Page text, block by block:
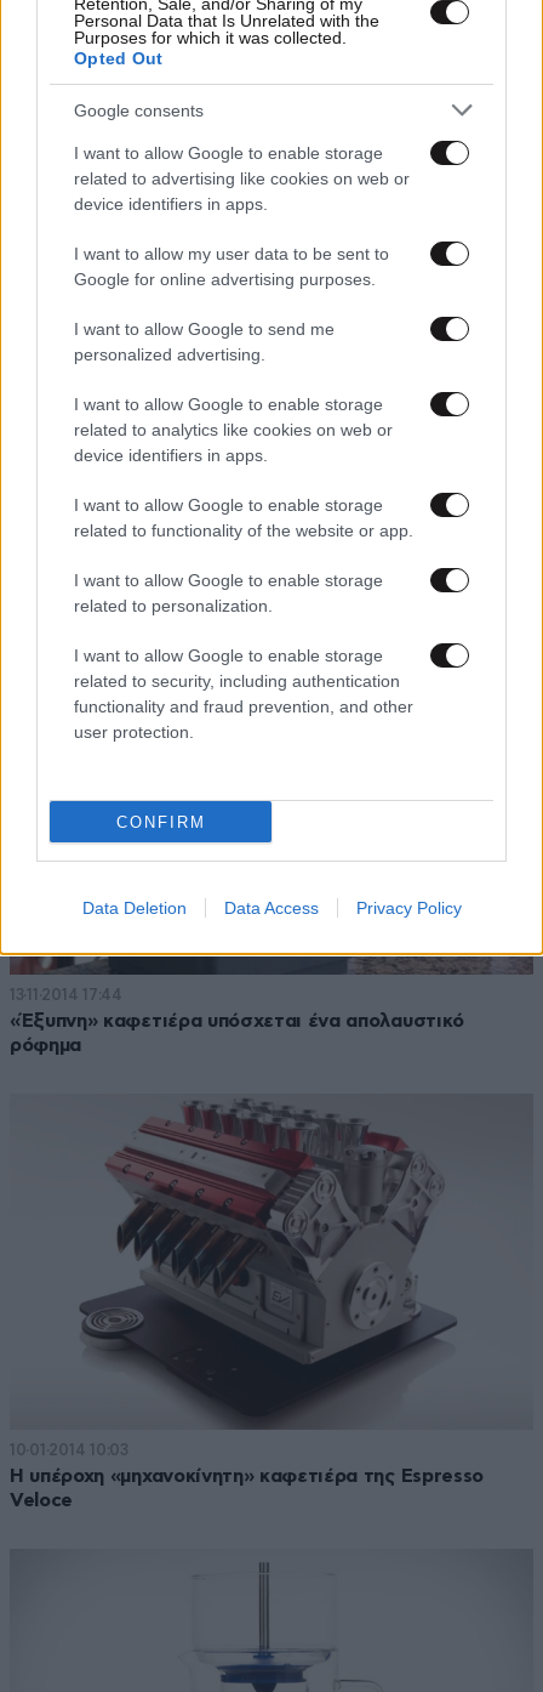
Personal Data that Is Unrelated with the
Purposes for which it was collected.
Opted Out
Google consents
I want to allow Google to enable storage
related to advertising like cookies on web or
device identifiers in apps.
I want to allow my user data to be sent to
Google for online advertising purposes.
I want to allow Google to send me
personalized advertising.
I want to allow Google to enable storage
related to analytics like cookies on web or
device identifiers in apps.
I want to allow Google to enable storage
related to functionality of the website or app.
I want to allow Google to enable storage
related to personalization.
I want to allow Google to enable storage
related to security, including authentication
functionality and fraud prevention, and other
user protection.
CONFIRM
Data Deletion Data Access Privacy Policy
Τα πλεονεκτήματα μελών του Nespresso Club
Το ξυπνητήρι που φτιάχνει και καφέ!
13·11·2014 17:44
«Έξυπνη» καφετιέρα υπόσχεται ένα απολαυστικό
ρόφημα
10·01·2014 10:03
Η υπέροχη «μηχανοκίνητη» καφετιέρα της Espresso
Veloce